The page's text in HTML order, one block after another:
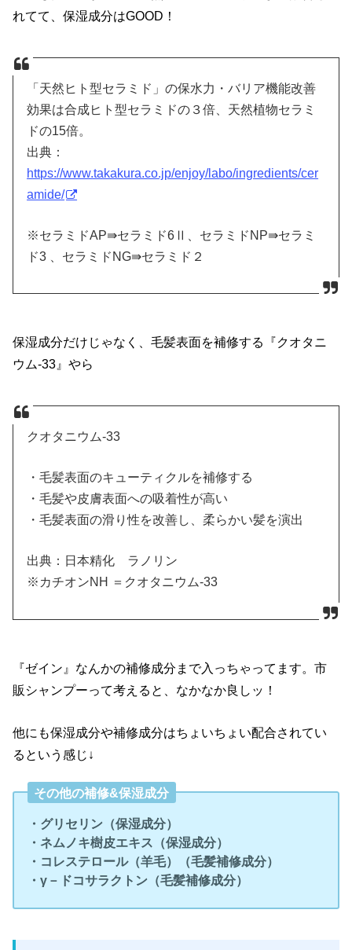
れてて、保湿成分はGOOD！
「天然ヒト型セラミド」の保水力・バリア機能改善
効果は合成ヒト型セラミドの３倍、天然植物セラミ
ドの15倍。
出典：
https://www.takakura.co.jp/enjoy/labo/ingredients/cer
amide/
※セラミドAP⇛セラミド6Ⅱ、セラミドNP⇛セラミ
ド3 、セラミドNG⇛セラミド２
保湿成分だけじゃなく、毛髪表面を補修する『クオタニ
ウム-33』やら
クオタニウム-33
・毛髪表面のキューティクルを補修する
・毛髪や皮膚表面への吸着性が高い
・毛髪表面の滑り性を改善し、柔らかい髪を演出
出典：日本精化 ラノリン
※カチオンNH ＝クオタニウム-33
『ゼイン』なんかの補修成分まで入っちゃってます。市
販シャンプーって考えると、なかなか良しッ！
他にも保湿成分や補修成分はちょいちょい配合されてい
るという感じ↓
その他の補修&保湿成分
・グリセリン（保湿成分）
・ネムノキ樹皮エキス（保湿成分）
・コレステロール（羊毛）（毛髪補修成分）
・γ－ドコサラクトン（毛髪補修成分）